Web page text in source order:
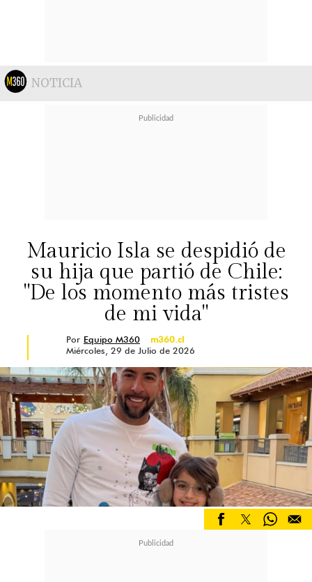
NOTICIA
Mauricio Isla se despidió de
su hija que partió de Chile:
"De los momento más tristes
de mi vida"
Por Equipo M360
m360.cl
Miércoles, 29 de Julio de 2026